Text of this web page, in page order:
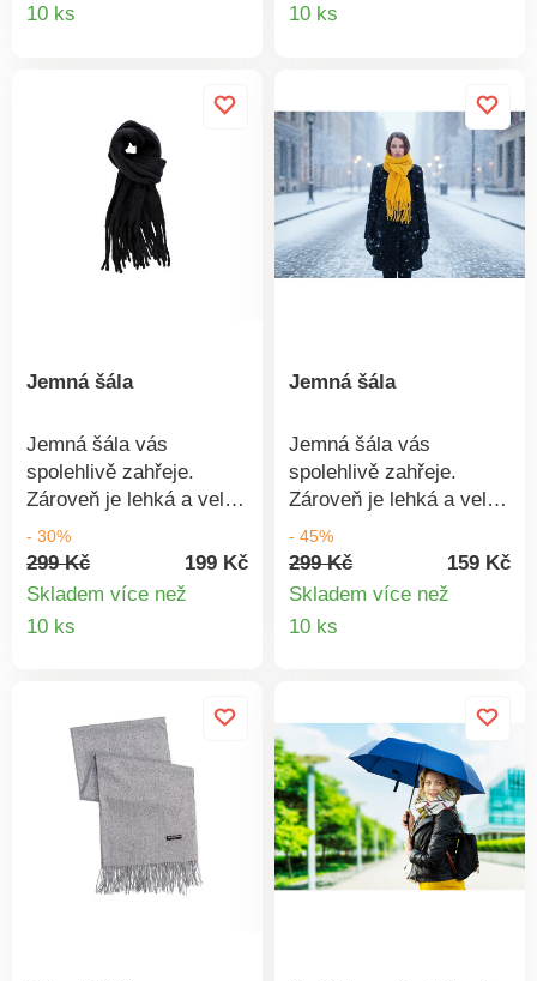
10 ks
polyester.
10 ks
Jemná šála
Jemná šála vás
spolehlivě zahřeje.
Zároveň je lehká a velmi
příjemná na nošení.
Materiál: 100%
polyester.
- 30%
299 Kč
199 Kč
Skladem více než
10 ks
Jemná šála
Jemná šála vás
spolehlivě zahřeje.
Zároveň je lehká a velmi
příjemná na nošení.
Materiál: 100%
polyester.
- 45%
299 Kč
159 Kč
Skladem více než
10 ks